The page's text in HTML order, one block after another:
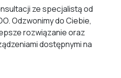
ze specjalistą od
Odzwonimy do Ciebie,
rozwiązanie oraz
dostępnymi na